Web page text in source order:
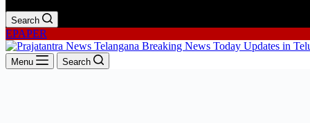
Search
EPAPER
Menu Search